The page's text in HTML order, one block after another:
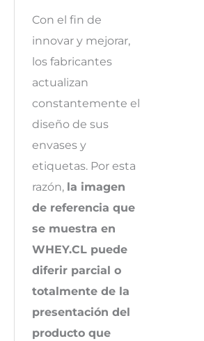
Con el fin de
innovar y mejorar,
los fabricantes
actualizan
constantemente el
diseño de sus
envases y
etiquetas. Por esta
razón, la imagen
de referencia que
se muestra en
WHEY.CL puede
diferir parcial o
totalmente de la
presentación del
producto que